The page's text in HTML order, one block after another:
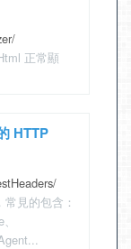
正常顯
HTTP
見的包含：